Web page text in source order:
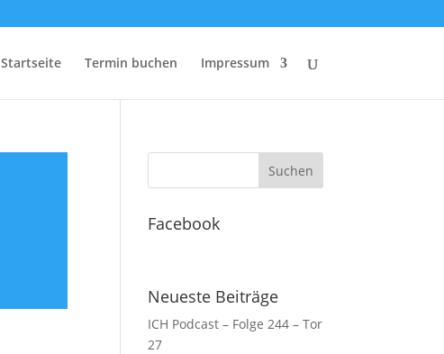
Startseite Termin buchen Impressum
Facebook
Neueste Beiträge
ICH Podcast – Folge 244 – Tor
27